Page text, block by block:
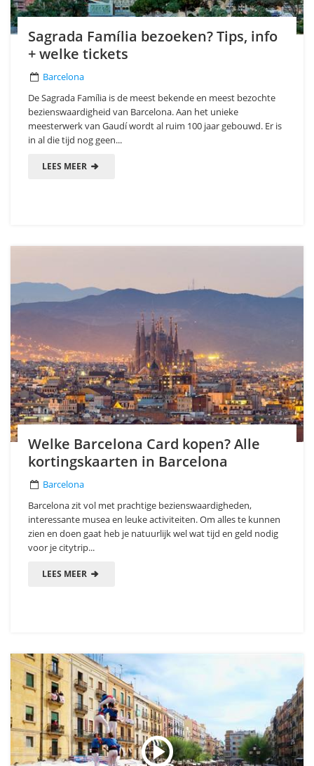
Sagrada Família bezoeken? Tips, info
+ welke tickets
Barcelona
De Sagrada Família is de meest bekende en meest bezochte
bezienswaardigheid van Barcelona. Aan het unieke
meesterwerk van Gaudí wordt al ruim 100 jaar gebouwd. Er is
in al die tijd nog geen...
LEES MEER
Welke Barcelona Card kopen? Alle
kortingskaarten in Barcelona
Barcelona
Barcelona zit vol met prachtige bezienswaardigheden,
interessante musea en leuke activiteiten. Om alles te kunnen
zien en doen gaat heb je natuurlijk wel wat tijd en geld nodig
voor je citytrip...
LEES MEER